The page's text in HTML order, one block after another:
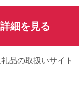
詳細を見る
品の取扱いサイト